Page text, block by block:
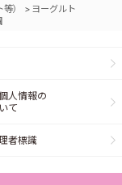
） > ヨーグルト
人情報の
て
者標識